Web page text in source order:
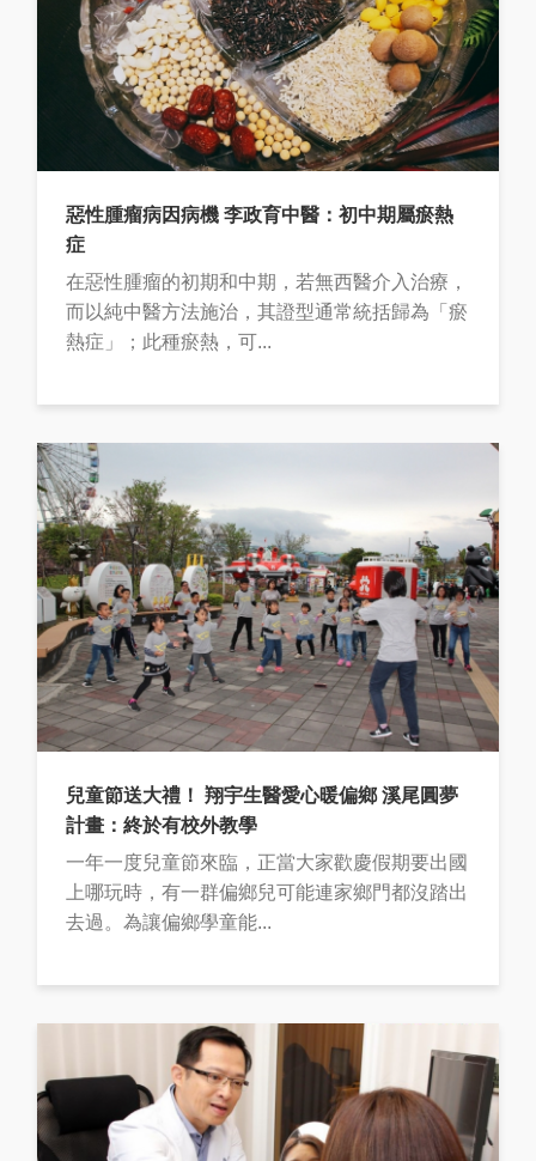
惡性腫瘤病因病機 李政育中醫：初中期屬瘀熱
症
在惡性腫瘤的初期和中期，若無西醫介入治療，
而以純中醫方法施治，其證型通常統括歸為「瘀
熱症」；此種瘀熱，可...
兒童節送大禮！ 翔宇生醫愛心暖偏鄉 溪尾圓夢
計畫：終於有校外教學
一年一度兒童節來臨，正當大家歡慶假期要出國
上哪玩時，有一群偏鄉兒可能連家鄉門都沒踏出
去過。為讓偏鄉學童能...